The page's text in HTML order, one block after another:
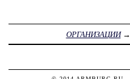
ОРГАНИЗАЦИИ→